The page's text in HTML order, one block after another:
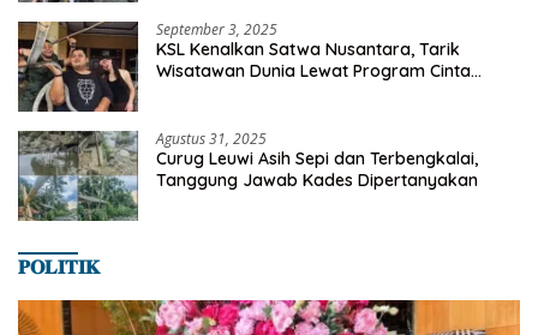
September 3, 2025
KSL Kenalkan Satwa Nusantara, Tarik
Wisatawan Dunia Lewat Program Cinta
Agustus 31, 2025
Curug Leuwi Asih Sepi dan Terbengkalai,
Tanggung Jawab Kades Dipertanyakan
𝐏𝐎𝐋𝐈𝐓𝐈𝐊